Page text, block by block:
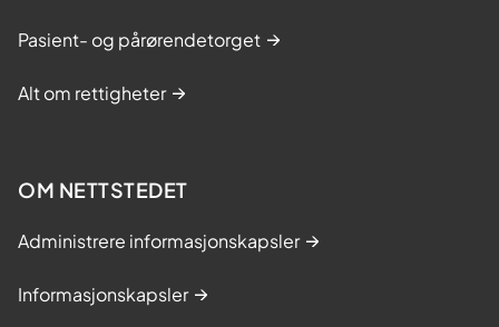
Pasient- og pårørendetorget
Alt om rettigheter
OM NETTSTEDET
Administrere informasjonskapsler
Informasjonskapsler